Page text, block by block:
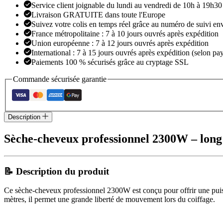
Service client joignable du lundi au vendredi de 10h à 19h30
Livraison GRATUITE dans toute l'Europe
Suivez votre colis en temps réel grâce au numéro de suivi
France métropolitaine : 7 à 10 jours ouvrés après expédition
Union européenne : 7 à 12 jours ouvrés après expédition
International : 7 à 15 jours ouvrés après expédition (selon
Paiements 100 % sécurisés grâce au cryptage SSL
Commande sécurisée garantie
Description
Sèche-cheveux professionnel 2300W –
📝 Description du produit
Ce sèche-cheveux professionnel 2300W est conçu pour offrir une
mètres, il permet une grande liberté de mouvement lors du coiffage.